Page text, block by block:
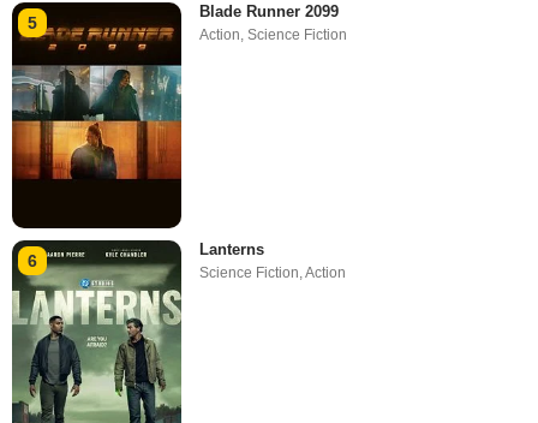
5
Blade Runner 2099
Action ,Science Fiction
6
Lanterns
Science Fiction,Action